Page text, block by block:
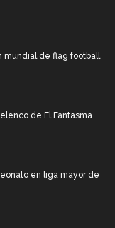
mundial de flag football
de El Fantasma
en liga mayor de